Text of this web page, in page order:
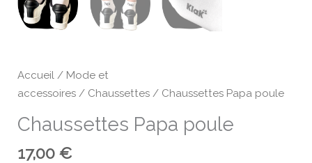
Accueil / Mode et
accessoires / Chaussettes / Chaussettes Papa poule
Chaussettes Papa poule
17,00€